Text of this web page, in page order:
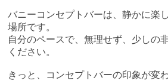
バニーコンセプトバーは、静かに楽
場所です。
自分のペースで、無理せず、少しの
ください。
きっと、コンセプトバーの印象が変